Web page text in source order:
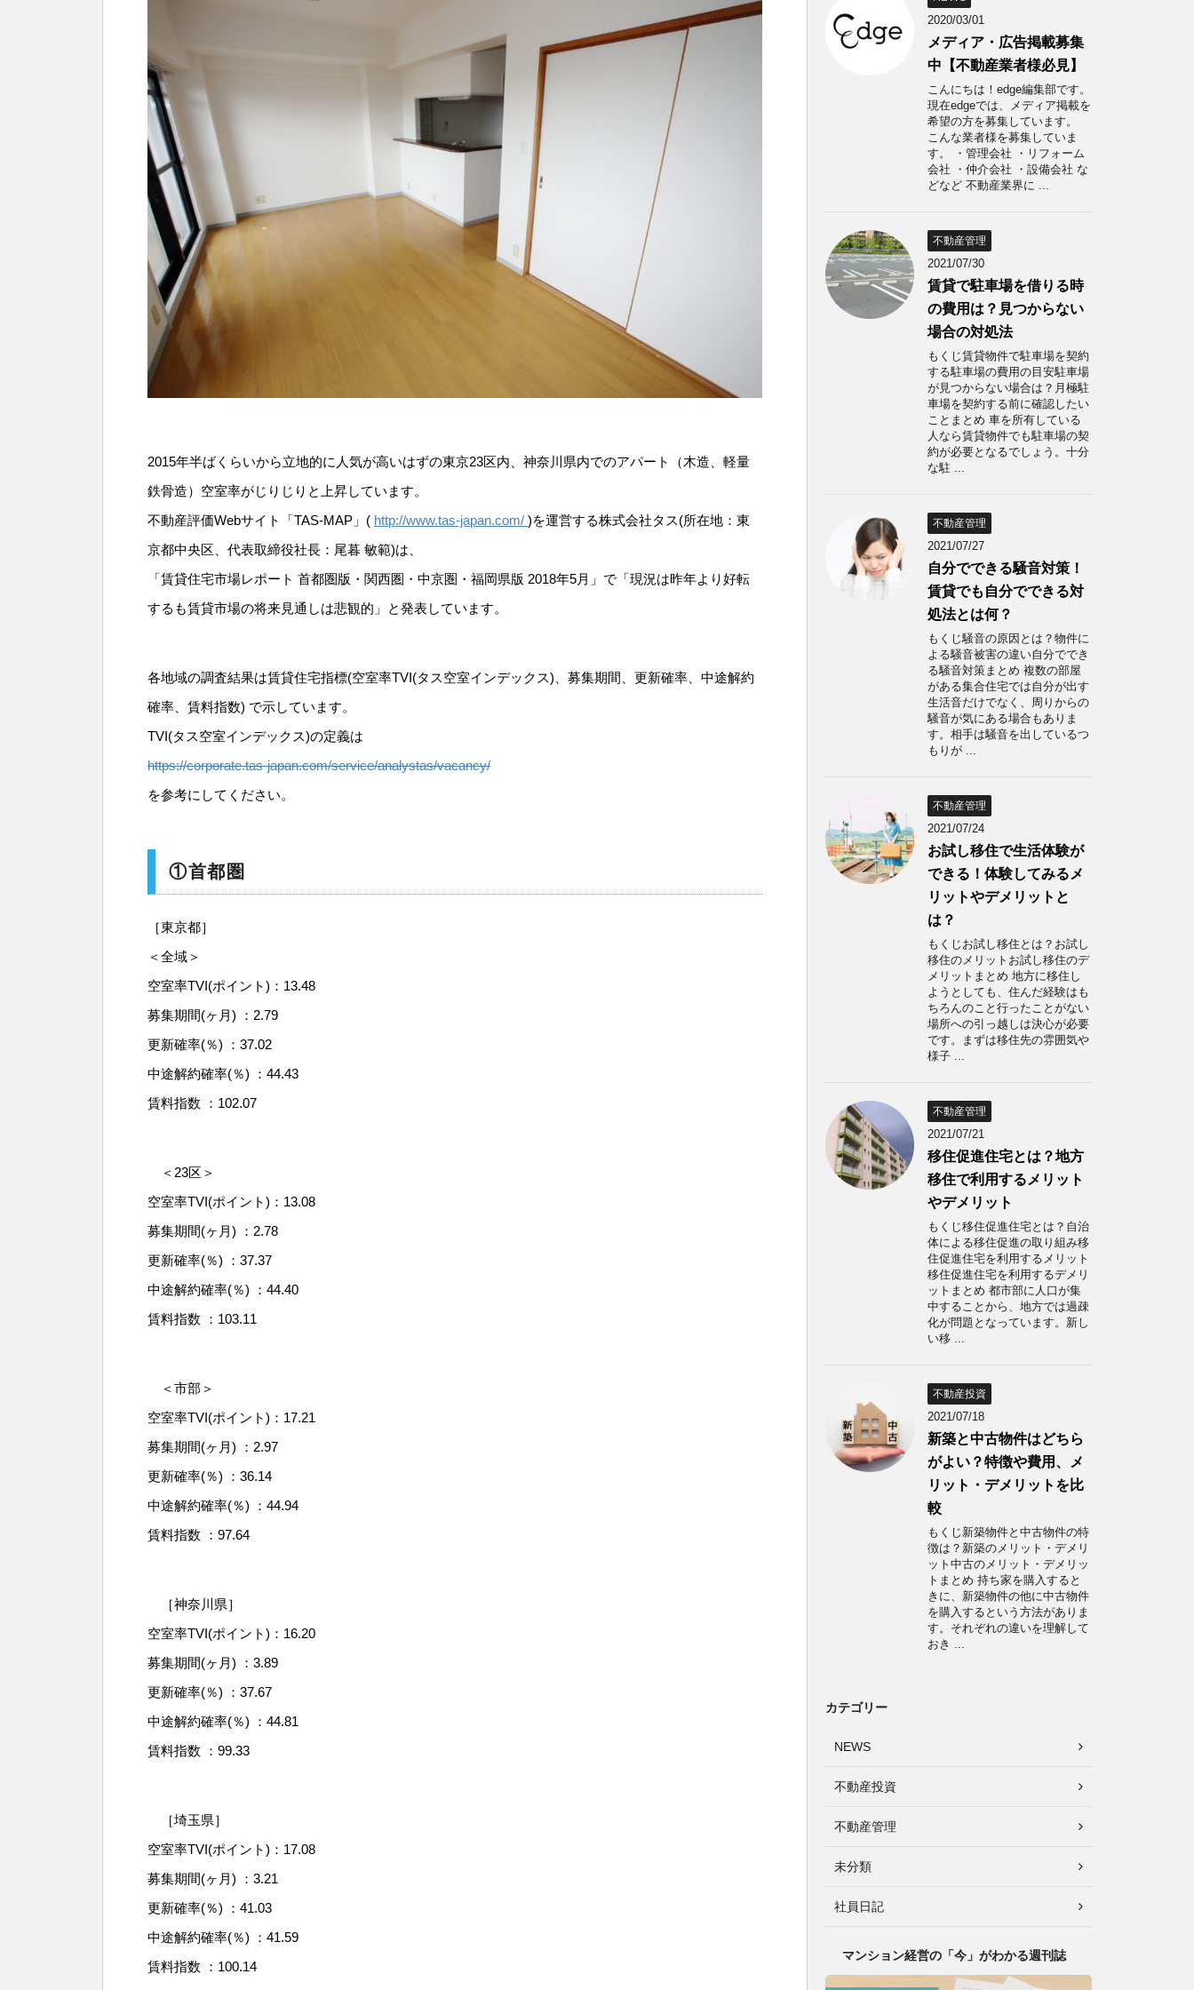
2015年半ばくらいから立地的に人気が高いはずの東京23区内、神奈川県内でのアパート（木造、軽量
鉄骨造）空室率がじりじりと上昇しています。
不動産評価Webサイト「TAS-MAP」( http://www.tas-japan.com/ )を運営する株式会社タス(所在地：東
京都中央区、代表取締役社長：尾暮 敏範)は、
「賃貸住宅市場レポート 首都圏版・関西圏・中京圏・福岡県版 2018年5月」で「現況は昨年より好転
するも賃貸市場の将来見通しは悲観的」と発表しています。
各地域の調査結果は賃貸住宅指標(空室率TVI(タス空室インデックス)、募集期間、更新確率、中途解約
確率、賃料指数) で示しています。
TVI(タス空室インデックス)の定義は
https://corporate.tas-japan.com/service/analystas/vacancy/
を参考にしてください。
①首都圏
［東京都］
＜全域＞
空室率TVI(ポイント)：13.48
募集期間(ヶ月) ：2.79
更新確率(％) ：37.02
中途解約確率(％) ：44.43
賃料指数 ：102.07
＜23区＞
空室率TVI(ポイント)：13.08
募集期間(ヶ月) ：2.78
更新確率(％) ：37.37
中途解約確率(％) ：44.40
賃料指数 ：103.11
＜市部＞
空室率TVI(ポイント)：17.21
募集期間(ヶ月) ：2.97
更新確率(％) ：36.14
中途解約確率(％) ：44.94
賃料指数 ：97.64
［神奈川県］
空室率TVI(ポイント)：16.20
募集期間(ヶ月) ：3.89
更新確率(％) ：37.67
中途解約確率(％) ：44.81
賃料指数 ：99.33
［埼玉県］
空室率TVI(ポイント)：17.08
募集期間(ヶ月) ：3.21
更新確率(％) ：41.03
中途解約確率(％) ：41.59
賃料指数 ：100.14
2020/03/01
メディア・広告掲載募集
中【不動産業者様必見】
こんにちは！edge編集部です。
現在edgeでは、メディア掲載を
希望の方を募集しています。
こんな業者様を募集していま
す。 ・管理会社 ・リフォーム
会社 ・仲介会社 ・設備会社 な
どなど 不動産業界に ...
不動産管理
2021/07/30
賃貸で駐車場を借りる時
の費用は？見つからない
場合の対処法
もくじ賃貸物件で駐車場を契約
する駐車場の費用の目安駐車場
が見つからない場合は？月極駐
車場を契約する前に確認したい
ことまとめ 車を所有している
人なら賃貸物件でも駐車場の契
約が必要となるでしょう。十分
な駐 ...
不動産管理
2021/07/27
自分でできる騒音対策！
賃貸でも自分でできる対
処法とは何？
もくじ騒音の原因とは？物件に
よる騒音被害の違い自分ででき
る騒音対策まとめ 複数の部屋
がある集合住宅では自分が出す
生活音だけでなく、周りからの
騒音が気にある場合もありま
す。相手は騒音を出しているつ
もりが ...
不動産管理
2021/07/24
お試し移住で生活体験が
できる！体験してみるメ
リットやデメリットと
は？
もくじお試し移住とは？お試し
移住のメリットお試し移住のデ
メリットまとめ 地方に移住し
ようとしても、住んだ経験はも
ちろんのこと行ったことがない
場所への引っ越しは決心が必要
です。まずは移住先の雰囲気や
様子 ...
不動産管理
2021/07/21
移住促進住宅とは？地方
移住で利用するメリット
やデメリット
もくじ移住促進住宅とは？自治
体による移住促進の取り組み移
住促進住宅を利用するメリット
移住促進住宅を利用するデメリ
ットまとめ 都市部に人口が集
中することから、地方では過疎
化が問題となっています。新し
い移 ...
不動産投資
2021/07/18
新築と中古物件はどちら
がよい？特徴や費用、メ
リット・デメリットを比
較
もくじ新築物件と中古物件の特
徴は？新築のメリット・デメリ
ット中古のメリット・デメリッ
トまとめ 持ち家を購入すると
きに、新築物件の他に中古物件
を購入するという方法がありま
す。それぞれの違いを理解して
おき ...
カテゴリー
NEWS
不動産投資
不動産管理
未分類
社員日記
マンション経営の「今」がわかる週刊誌